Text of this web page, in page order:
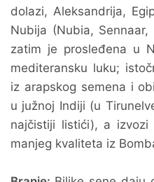
dolazi, Aleksandrija,
Nubija (Nubia,
zatim je prosleđena u
mediteransku luku;
iz arapskog semena i
u južnoj Indiji (u
najčistiji listići), a
manjeg kvaliteta iz